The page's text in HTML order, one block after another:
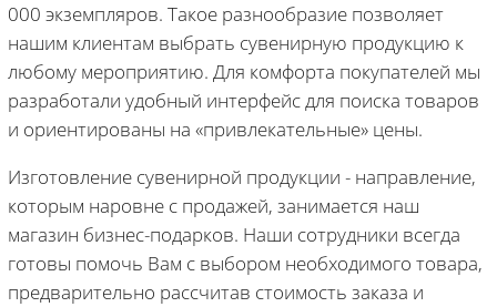
000 экземпляров. Такое разнообразие позволяет
нашим клиентам выбрать сувенирную продукцию к
любому мероприятию. Для комфорта покупателей мы
разработали удобный интерфейс для поиска товаров
и ориентированы на «привлекательные» цены.
Изготовление сувенирной продукции - направление,
которым наровне с продажей, занимается наш
магазин бизнес-подарков. Наши сотрудники всегда
готовы помочь Вам с выбором необходимого товара,
предварительно рассчитав стоимость заказа и